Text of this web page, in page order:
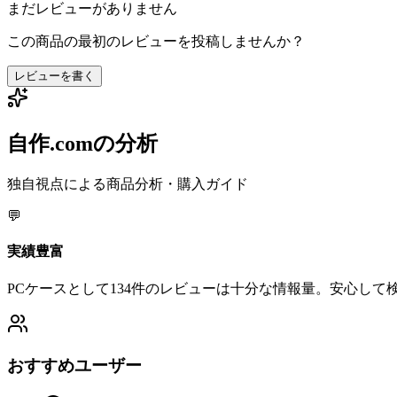
まだレビューがありません
この商品の最初のレビューを投稿しませんか？
レビューを書く
自作.comの分析
独自視点による商品分析・購入ガイド
💬
実績豊富
PCケースとして134件のレビューは十分な情報量。安心して
おすすめユーザー